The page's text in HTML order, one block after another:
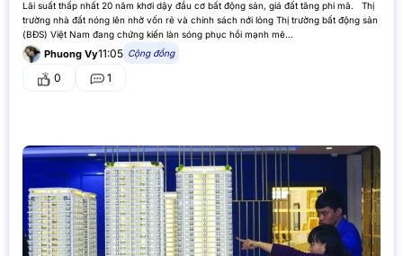
Lãi suất thấp nhất 20 năm khơi dậy đầu cơ bất động sản, giá đất tăng phi mã. Thị
trường nhà đất nóng lên nhờ vốn rẻ và chính sách nới lỏng Thị trường bất động sản
(BĐS) Việt Nam đang chứng kiến làn sóng phục hồi mạnh mẽ…
Phuong Vy11:05 Cộng đồng
0 1